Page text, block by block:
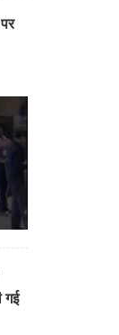
गई